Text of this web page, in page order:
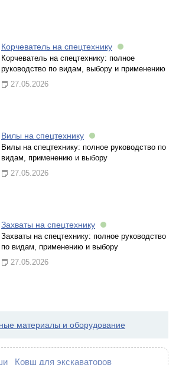
Корчеватель на спецтехнику
Корчеватель на спецтехнику: полное
руководство по видам, выбору и применению
27.05.2026
Вилы на спецтехнику
Вилы на спецтехнику: полное руководство по
видам, применению и выбору
27.05.2026
Захваты на спецтехнику
Захваты на спецтехнику: полное руководство
по видам, применению и выбору
27.05.2026
материалы и оборудование
Ковш для экскаваторов